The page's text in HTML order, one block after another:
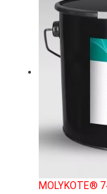
MOLYKOTE®